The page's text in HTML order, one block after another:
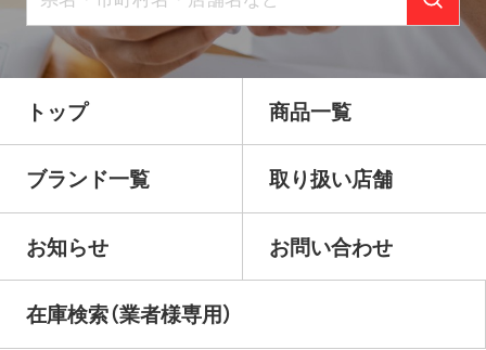
トップ 商品一覧
ブランド一覧 取り扱い店舗
お知らせ お問い合わせ
在庫検索（業者様専用）